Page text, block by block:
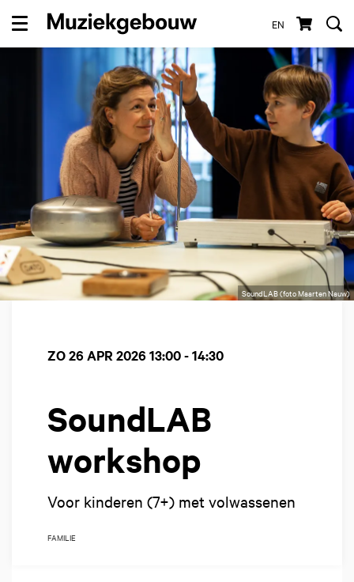
EN
Menu
SoundLAB (foto Maarten Nauw)
SoundLAB
workshop
Voor kinderen (7+) met volwassenen
ZO 26 APR 2026 13:00 - 14:30
FAMILIE